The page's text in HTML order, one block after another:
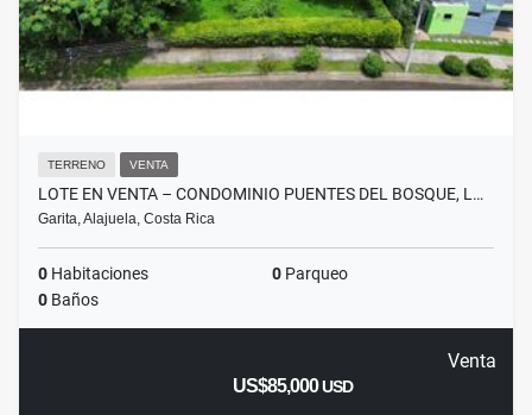
TERRENO VENTA
LOTE EN VENTA – CONDOMINIO PUENTES DEL BOSQUE, L…
Garita, Alajuela, Costa Rica
0 Habitaciones 0 Parqueo
0 Baños
Venta
US$85,000USD